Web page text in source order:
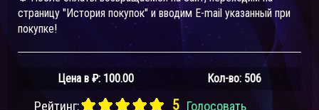
страницу "История покупок" и вводим E-mail указанный при
покупке!
Цена в ₽: 100.00 Кол-во: 506
Рейтинг: 5 Голосовать